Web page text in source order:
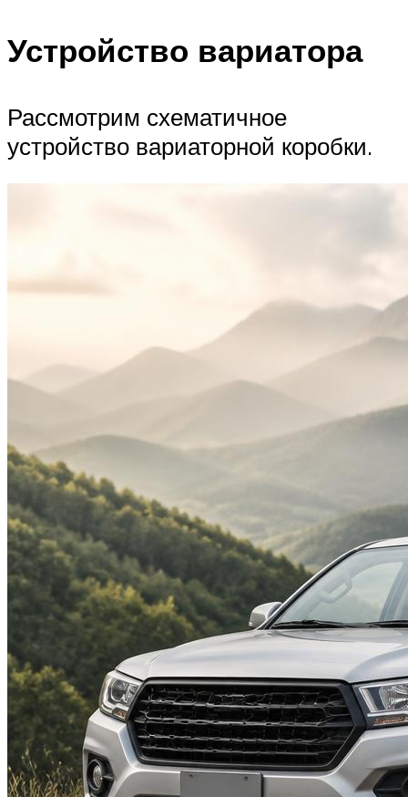
Устройство вариатора
Рассмотрим схематичное
устройство вариаторной коробки.